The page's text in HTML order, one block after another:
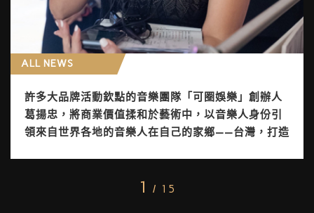
ALL NEWS
許多大品牌活動欽點的音樂團隊「可圈娛樂」創辦人
葛揚忠，將商業價值揉和於藝術中，以音樂人身份引
領來自世界各地的音樂人在自己的家鄉——台灣，打造
1 / 15